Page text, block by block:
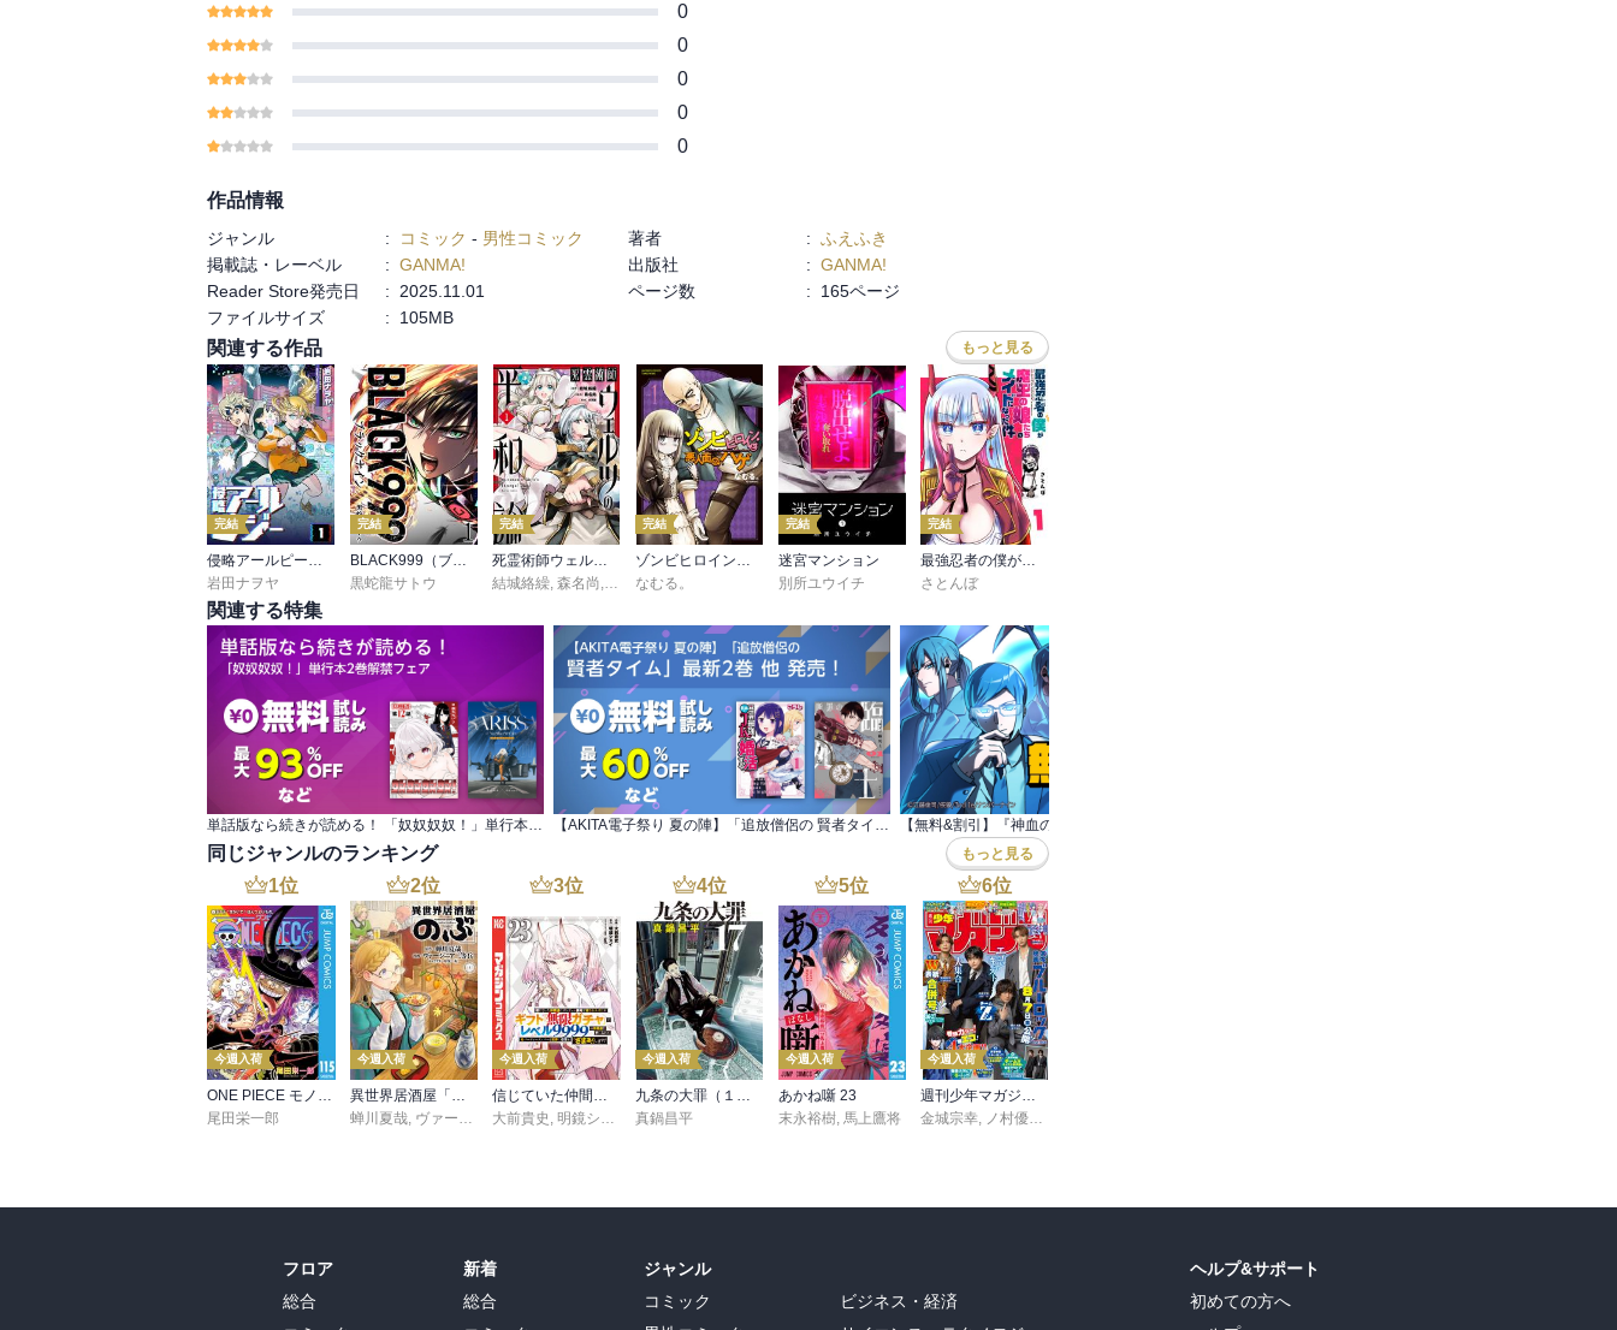
0
0
0
0
0
作品情報
ジャンル : コミック - 男性コミック 著者 : ふえふき
掲載誌・レーベル
: GANMA! 出版社 : GANMA!
Reader Store発売日
: 2025.11.01 ページ数 :
165ページ
ファイルサイズ
: 105MB
関連する作品 もっと見る
完結
岩田ナヲヤ
完結
BLACK999（ブラックナイン）
黒蛇龍サトウ
完結
結城絡繰 ,森名尚 大河原
完結
なむる。
完結
迷宮マンション
別所ユウイチ
完結
さとんぼ
関連する特集
同じジャンルのランキング もっと見る
1位
今週入荷
ONE PIECE モノクロ版 115
尾田栄一郎
2位
今週入荷
異世界居酒屋「のぶ」(22)
蝉川夏哉, ヴァージニア二等兵 ,転
3位
今週入荷
信じていた仲間達にダンジョン奥地で殺されかけたがギフト『無限ガチャ』でレベル９９９９の仲間達を手に入れて元パーティーメンバーと世界に復讐＆『ざまぁ！』します！（２３）
大前貴史 ,明鏡シスイ ,ｔｅｆ
4位
今週入荷
九条の大罪（１７）
真鍋昌平
5位
今週入荷
あかね噺 23
末永裕樹, 馬上鷹将
6位
今週入荷
週刊少年マガジン 2026年36・37号[2026年8月5日発売]
金城宗幸, ノ村優介
フロア
総合
新着
総合
ジャンル
コミック
ビジネス・経済
ヘルプ&サポート
初めての方へ